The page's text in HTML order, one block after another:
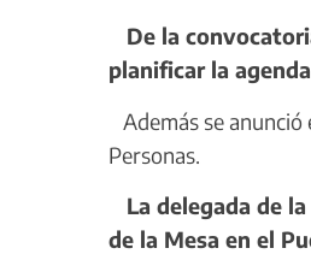
De la
planificar la
Además se
Personas.
La delegada de
de la Mesa en el